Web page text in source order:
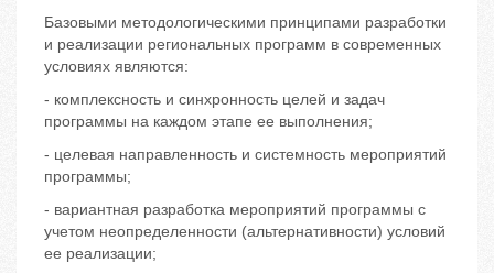
Базовыми методологическими принципами разработки
и реализации региональных программ в современных
условиях являются:
- комплексность и синхронность целей и задач
программы на каждом этапе ее выполнения;
- целевая направленность и системность мероприятий
программы;
- вариантная разработка мероприятий программы с
учетом неопределенности (альтернативности) условий
ее реализации;